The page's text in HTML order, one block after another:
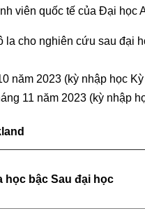
viên quốc tế của Đại học
la cho nghiên cứu sau đại
năm 2023 (kỳ nhập học
11 năm 2023 (kỳ nhập
học bậc Sau đại học